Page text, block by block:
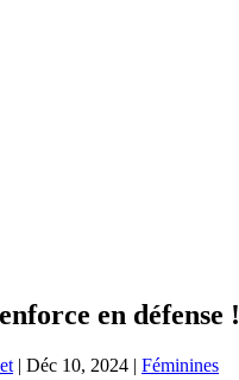
en défense !
| Déc 10, 2024 | Féminines